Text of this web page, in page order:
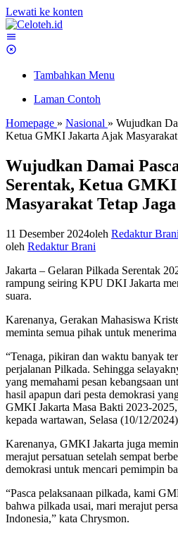
Lewati ke konten
Tambahkan Menu
Laman Contoh
Homepage » Nasional » Wujudkan
Ketua GMKI Jakarta Ajak Masyarakat
Wujudkan Damai
Serentak, Ketua
Masyarakat Tetap
11 Desember 2024oleh Redaktur Brani
oleh Redaktur Brani
Jakarta – Gelaran Pilkada Serentak
rampung seiring KPU DKI Jakarta
suara.
Karenanya, Gerakan Mahasiswa
meminta semua pihak untuk
“Tenaga, pikiran dan waktu banyak
perjalanan Pilkada. Sehingga
yang memahami pesan kebangsaan
hasil apapun dari pesta demokrasi
GMKI Jakarta Masa Bakti 2023-
kepada wartawan, Selasa (10/12/
Karenanya, GMKI Jakarta juga
merajut persatuan setelah sempat
demokrasi untuk mencari pemimpin
“Pasca pelaksanaan pilkada, kami
bahwa pilkada usai, mari merajut
Indonesia,” kata Chrysmon.